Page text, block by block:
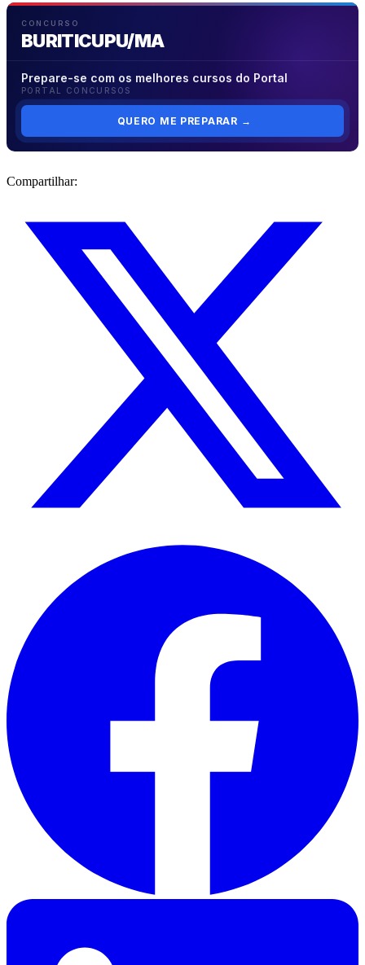
CONCURSO
BURITICUPU/MA
Prepare-se com os melhores cursos do Portal
PORTAL CONCURSOS
QUERO ME PREPARAR →
Compartilhar: